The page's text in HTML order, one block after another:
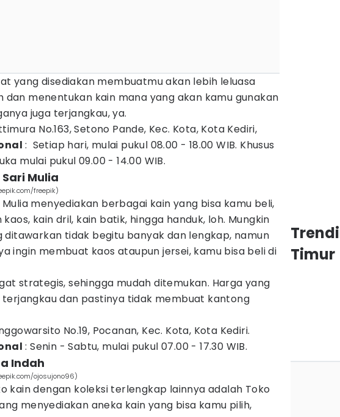
yang disediakan membuatmu akan lebih leluasa
dan menentukan kain mana yang akan kamu gunakan
juga terjangkau, ya.
No.163, Setono Pande, Kec. Kota, Kota Kediri,
: Setiap hari, mulai pukul 08.00 - 18.00 WIB. Khusus
mulai pukul 09.00 - 14.00 WIB.
Mulia
freepik)
Mulia menyediakan berbagai kain yang bisa kamu beli,
kain dril, kain batik, hingga handuk, loh. Mungkin
ditawarkan tidak begitu banyak dan lengkap, namun
ingin membuat kaos ataupun jersei, kamu bisa beli di
strategis, sehingga mudah ditemukan. Harga yang
terjangkau dan pastinya tidak membuat kantong
No.19, Pocanan, Kec. Kota, Kota Kediri.
: Senin - Sabtu, mulai pukul 07.00 - 17.30 WIB.
Indah
ojosujono96)
kain dengan koleksi terlengkap lainnya adalah Toko
menyediakan aneka kain yang bisa kamu pilih,
Timur